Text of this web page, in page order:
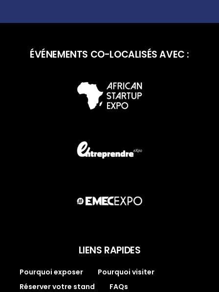
ÉVÉNEMENTS CO-LOCALISÉS AVEC :
LIENS RAPIDES
Pourquoi exposer
Pourquoi visiter
Réserver votre stand
FAQs